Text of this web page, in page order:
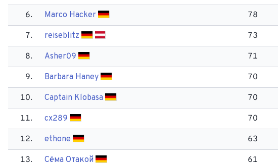
6. Marco Hacker 78
7. reiseblitz 73
8. Asher09 71
9. Barbara Haney 70
10. Captain Klobasa 70
11. cx289 70
12. ethone 63
13. Сёма Отакой 61